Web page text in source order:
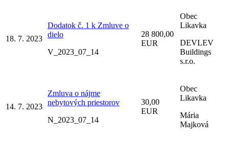
18. 7. 2023
Dodatok č. 1 k Zmluve o
dielo
V_2023_07_14
28 800,00
EUR
Obec
Likavka
DEVLEV
Buildings
s.r.o.
14. 7. 2023
Zmluva o nájme
nebytových priestorov
N_2023_07_14
30,00
EUR
Obec
Likavka
Mária
Majková